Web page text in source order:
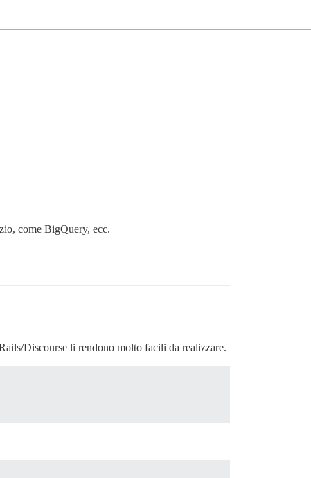
come BigQuery, ecc.
Discourse li rendono molto facili da realizzare.